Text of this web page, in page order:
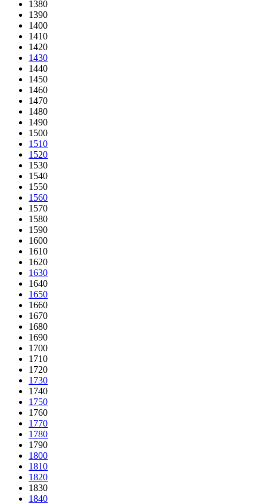
1380
1390
1400
1410
1420
1430
1440
1450
1460
1470
1480
1490
1500
1510
1520
1530
1540
1550
1560
1570
1580
1590
1600
1610
1620
1630
1640
1650
1660
1670
1680
1690
1700
1710
1720
1730
1740
1750
1760
1770
1780
1790
1800
1810
1820
1830
1840